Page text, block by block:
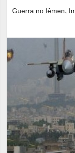
Guerra no Iêmen,